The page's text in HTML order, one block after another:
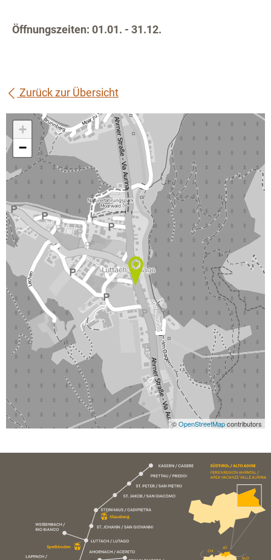
Öffnungszeiten: 01.01. - 31.12.
Zurück zur Übersicht
+
−
©OpenStreetMapcontributors